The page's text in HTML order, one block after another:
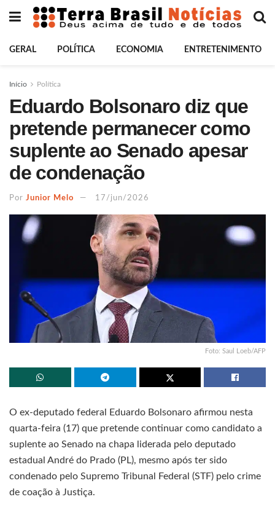
GERAL POLÍTICA ECONOMIA ENTRETENIMENTO
Início Política
Eduardo Bolsonaro diz que
pretende permanecer como
suplente ao Senado apesar
de condenação
Por Junior Melo 17/jun/2026
Foto: Saul Loeb/AFP
O ex-deputado federal Eduardo Bolsonaro afirmou nesta
quarta-feira (17) que pretende continuar como candidato a
suplente ao Senado na chapa liderada pelo deputado
estadual André do Prado (PL), mesmo após ter sido
condenado pelo Supremo Tribunal Federal (STF) pelo crime
de coação à Justiça.